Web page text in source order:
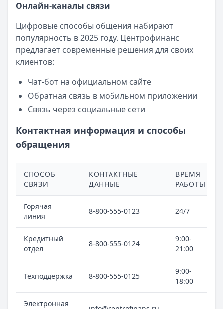
Онлайн-каналы связи
Цифровые способы общения набирают
популярность в 2025 году. Центрофинанс
предлагает современные решения для своих
клиентов:
Чат-бот на официальном сайте
Обратная связь в мобильном приложении
Связь через социальные сети
Контактная информация и способы
обращения
СПОСОБ
СВЯЗИ
КОНТАКТНЫЕ
ДАННЫЕ
ВРЕМЯ
РАБОТЫ
Горячая
линия
8-800-555-0123 24/7
Кредитный
отдел
8-800-555-0124
9:00-
21:00
Техподдержка 8-800-555-0125
9:00-
18:00
Электронная